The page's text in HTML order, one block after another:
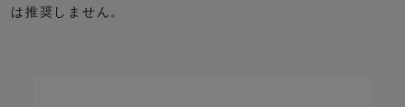
は推奨しません。